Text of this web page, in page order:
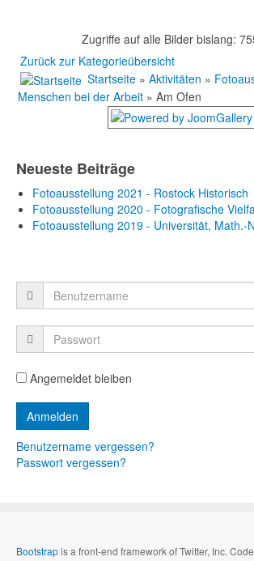
Zugriffe auf alle Bilder bislang:
Zurück zur Kategorieübersicht
Startseite » Aktivitäten »
Menschen bei der Arbeit » Am Ofen
Neueste Beiträge
Fotoausstellung 2021 - Rostock Historisch
Fotoausstellung 2020 - Fotografische
Fotoausstellung 2019 - Universität, Math.-
Angemeldet bleiben
Benutzername vergessen?
Passwort vergessen?
Bootstrapis a front-end framework of Twitter, Inc.